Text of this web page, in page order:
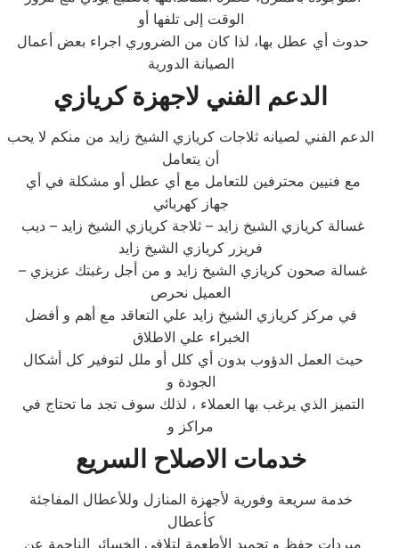
الوقت إلى تلفها أو
الصيانة الدورية
الدعم الفني لاجهزة كريازي
الدعم الفني لصيانه ثلاجات كريازي الشيخ زايد من منكم لا يحب
أن يتعامل
جهاز كهربائي
فريزر كريازي الشيخ زايد
– غسالة صحون كريازي الشيخ زايد و من أجل رغبتك عزيزي
العميل نحرص
في مركز كريازي الشيخ زايد علي التعاقد مع أهم و أفضل
الخبراء علي الاطلاق
الجودة و
مراكز و
خدمات الاصلاح السريع
خدمة سريعة وفورية لأجهزة المنازل وللأعطال المفاجئة
كأعطال